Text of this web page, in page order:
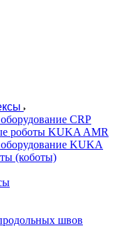
CRP
роботы KUKA AMR
KUKA
(коботы)
швов